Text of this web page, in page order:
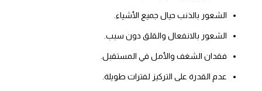
الشعور بالذنب حيال جميع الأشياء.
الشعور بالانفعال والقلق دون سبب.
فقدان الشغف والأمل في المستقبل.
عدم القدرة على التركيز لفترات طويلة.